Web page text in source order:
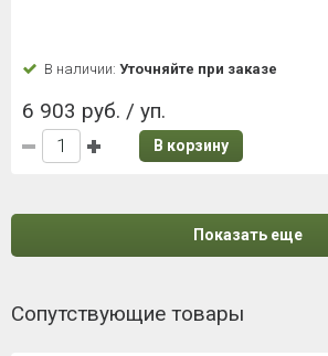
В наличии: Уточняйте при заказе
6 903 руб. / уп.
В корзину
Показать еще
Сопутствующие товары